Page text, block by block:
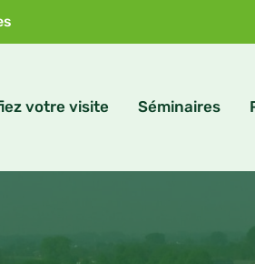
votre visite Séminaires